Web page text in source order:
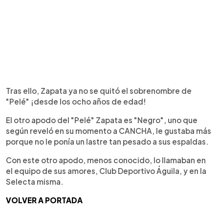
Tras ello, Zapata ya no se quitó el sobrenombre de
"Pelé" ¡desde los ocho años de edad!
El otro apodo del "Pelé" Zapata es "Negro", uno que
según reveló en su momento a CANCHA, le gustaba más
porque no le ponía un lastre tan pesado a sus espaldas.
Con este otro apodo, menos conocido, lo llamaban en
el equipo de sus amores, Club Deportivo Águila, y en la
Selecta misma.
VOLVER A PORTADA